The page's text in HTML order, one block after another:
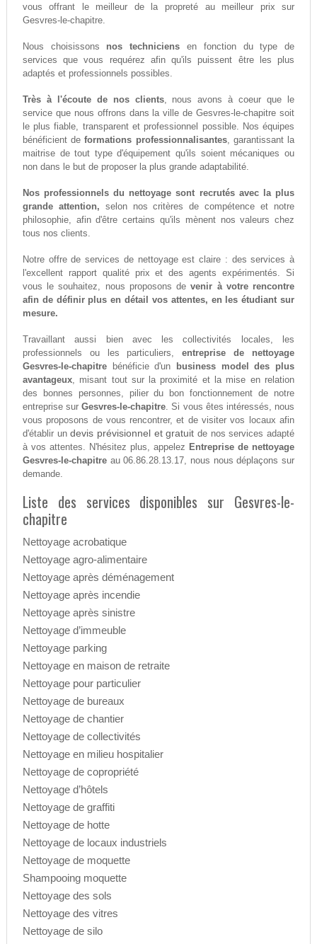
vous offrant le meilleur de la propreté au meilleur prix sur
Gesvres-le-chapitre.
Nous choisissons nos techniciens en fonction du type de
services que vous requérez afin qu'ils puissent être les plus
adaptés et professionnels possibles.
Très à l'écoute de nos clients, nous avons à coeur que le
service que nous offrons dans la ville de Gesvres-le-chapitre soit
le plus fiable, transparent et professionnel possible. Nos équipes
bénéficient deformations professionnalisantes, garantissant la
maitrise de tout type d'équipement qu'ils soient mécaniques ou
non dans le but de proposer la plus grande adaptabilité.
Nos professionnels du nettoyage sont recrutés avec la plus
grande attention, selon nos critères de compétence et notre
philosophie, afin d'être certains qu'ils mènent nos valeurs chez
tous nos clients.
Notre offre de services de nettoyage est claire : des services à
l'excellent rapport qualité prix et des agents expérimentés. Si
vous le souhaitez, nous proposons devenir à votre rencontre
afin de définir plus en détail vos attentes, en les étudiant sur
mesure.
Travaillant aussi bien avec les collectivités locales, les
professionnels ou les particuliers,entreprise de nettoyage
Gesvres-le-chapitrebénéficie d'un
business model des plus
avantageux, misant tout sur la proximité et la mise en relation
des bonnes personnes, pilier du bon fonctionnement de notre
entreprise surGesvres-le-chapitre. Si vous êtes intéressés, nous
vous proposons de vous rencontrer, et de visiter vos locaux afin
d'établir undevis prévisionnel et gratuit de nos services adapté
à vos attentes. N'hésitez plus, appelez Entreprise de nettoyage
Gesvres-le-chapitreau 06.86.28.13.17, nous nous déplaçons sur
demande.
Liste des services disponibles sur Gesvres-le-
chapitre
Nettoyage acrobatique
Nettoyage agro-alimentaire
Nettoyage après déménagement
Nettoyage après incendie
Nettoyage après sinistre
Nettoyage d’immeuble
Nettoyage parking
Nettoyage en maison de retraite
Nettoyage pour particulier
Nettoyage de bureaux
Nettoyage de chantier
Nettoyage de collectivités
Nettoyage en milieu hospitalier
Nettoyage de copropriété
Nettoyage d’hôtels
Nettoyage de graffiti
Nettoyage de hotte
Nettoyage de locaux industriels
Nettoyage de moquette
Shampooing moquette
Nettoyage des sols
Nettoyage des vitres
Nettoyage de silo